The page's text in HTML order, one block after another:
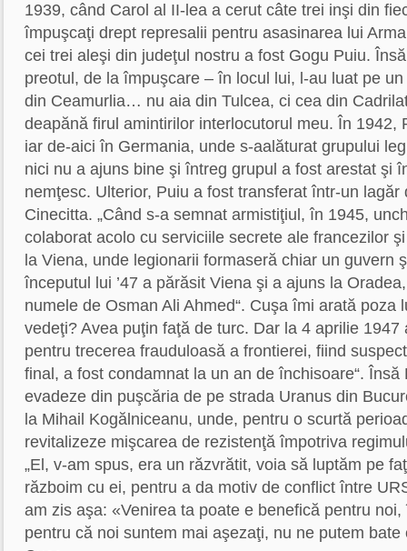
1939, când Carol al II-lea a cerut câte trei inşi din
împuşcaţi drept represalii pentru asasinarea lui
cei trei aleşi din judeţul nostru a fost Gogu Puiu.
preotul, de la împuşcare – în locul lui, l-au luat pe
din Ceamurlia… nu aia din Tulcea, ci cea din
deapănă firul amintirilor interlocutorul meu. În 1942,
iar de-aici în Germania, unde s-aalăturat grupului
nici nu a ajuns bine şi întreg grupul a fost arestat şi
nemţesc. Ulterior, Puiu a fost transferat într-un lagăr
Cinecitta. „Când s-a semnat armistiţiul, în 1945,
colaborat acolo cu serviciile secrete ale francezilor
la Viena, unde legionarii formaseră chiar un guvern
începutul lui ’47 a părăsit Viena şi a ajuns la
numele de Osman Ali Ahmed“. Cuşa îmi arată poza
vedeţi? Avea puţin faţă de turc. Dar la 4 aprilie
pentru trecerea frauduloasă a frontierei, fiind
final, a fost condamnat la un an de închisoare“. Însă
evadeze din puşcăria de pe strada Uranus din
la Mihail Kogălniceanu, unde, pentru o scurtă
revitalizeze mişcarea de rezistenţă împotriva
„El, v-am spus, era un răzvrătit, voia să luptăm pe
războim cu ei, pentru a da motiv de conflict între
am zis aşa: «Venirea ta poate e benefică pentru
pentru că noi suntem mai aşezaţi, nu ne putem bate